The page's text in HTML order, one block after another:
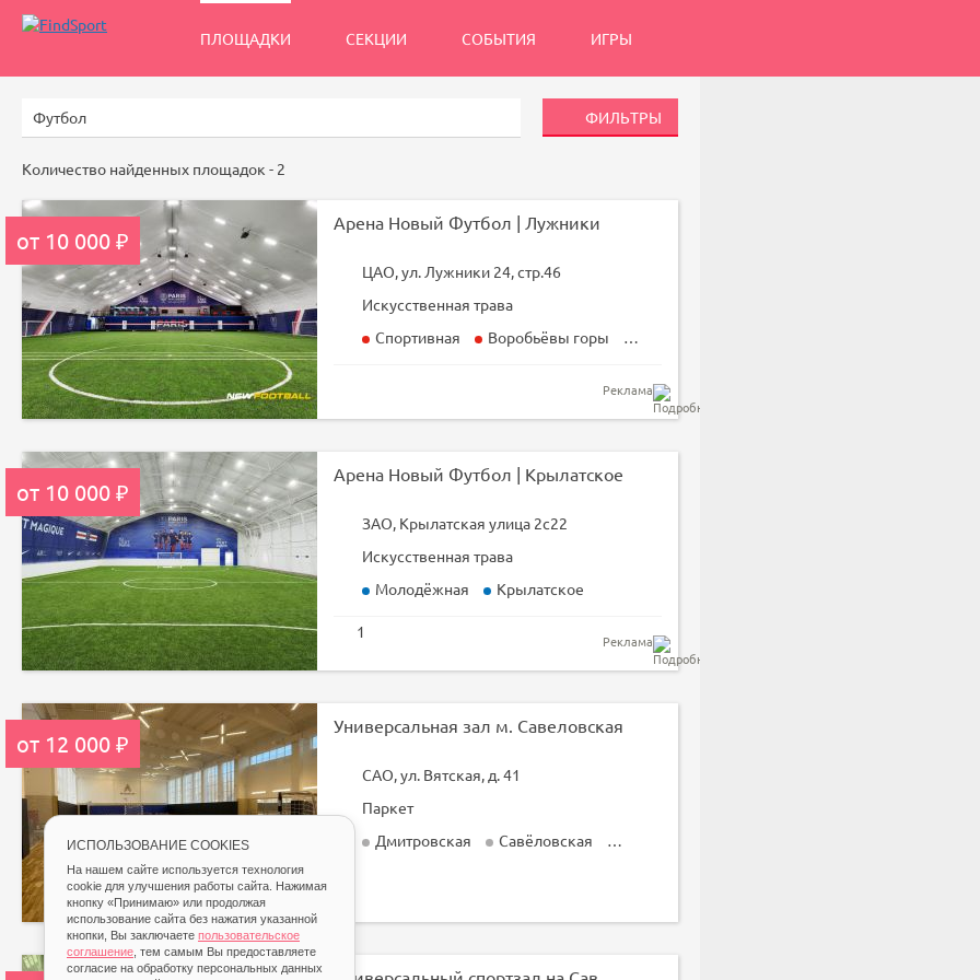
ИСПОЛЬЗОВАНИЕ COOKIES
На нашем сайте используется технология
cookie для улучшения работы сайта. Нажимая
кнопку «Принимаю» или продолжая
использование сайта без нажатия указанной
кнопки, Вы заключаете пользовательское
соглашение , тем самым Вы предоставляете
согласие на обработку персональных данных
ПЛОЩАДКИ СЕКЦИИ СОБЫТИЯ ИГРЫ
ФИЛЬТРЫ
Количество найденных площадок - 2
Арена Новый Футбол | Лужники
от 10 000 ₽
ЦАО, ул. Лужники 24, стр.46
Искусственная трава
Спортивная
Воробьёвы горы Лужники
Реклама
Арена Новый Футбол | Крылатское
от 10 000 ₽
ЗАО, Крылатская улица 2с22
Искусственная трава
Молодёжная
Крылатское
1
Реклама
Универсальная зал м. Савеловская
от 12 000 ₽
САО, ул. Вятская, д. 41
Паркет
Дмитровская
Савёловская Савеловская